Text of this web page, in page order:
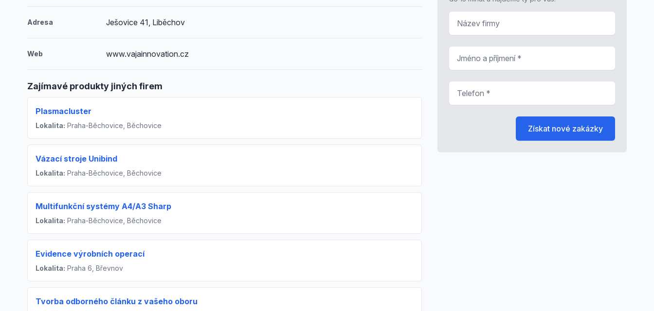
Adresa Ješovice 41, Liběchov
Web www.vajainnovation.cz
Zajímavé produkty jiných firem
Plasmacluster
Lokalita: Praha-Běchovice, Běchovice
Vázací stroje Unibind
Lokalita: Praha-Běchovice, Běchovice
Multifunkční systémy A4/A3 Sharp
Lokalita: Praha-Běchovice, Běchovice
Evidence výrobních operací
Lokalita: Praha 6, Břevnov
Tvorba odborného článku z vašeho oboru
Získat nové zakázky